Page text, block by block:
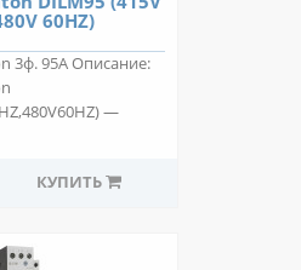
60HZ)
3ф. 95А Описание:
—
КУПИТЬ